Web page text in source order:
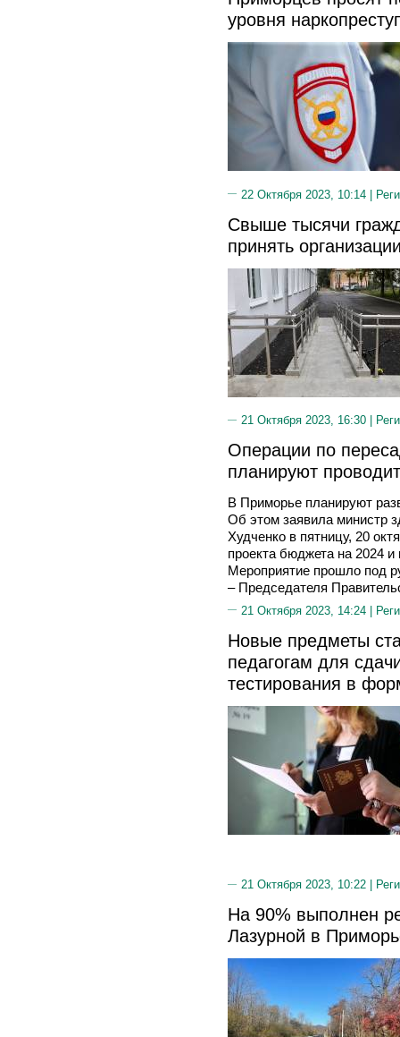
уровня
22 Октября 2023, 10:14 |
Свыше тысячи
принять
21 Октября 2023, 16:30 |
Операции по
планируют
В Приморье планируют
Об этом заявила министр
Худченко в пятницу, 20
проекта бюджета на 2024
Мероприятие прошло под
– Председателя
21 Октября 2023, 14:24 |
Новые предметы
педагогам для
тестирования в
21 Октября 2023, 10:22 |
На 90% выполнен
Лазурной в